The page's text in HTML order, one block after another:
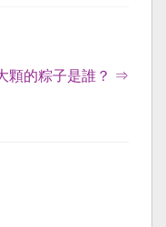
顆的粽子是誰？ ⇒